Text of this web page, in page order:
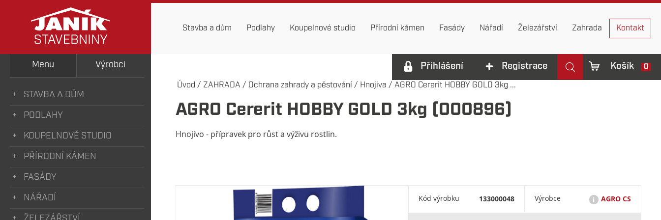
Stavba a dům Podlahy Koupelnové studio Přírodní kámen Fasády Nářadí Železářství Zahrada Kontakt
Přihlášení Registrace Košík 0
Menu Výrobci
STAVBA A DŮM
PODLAHY
KOUPELNOVÉ STUDIO
PŘÍRODNÍ KÁMEN
FASÁDY
NÁŘADÍ
Úvod / ZAHRADA / Ochrana zahrady a pěstování / Hnojiva / AGRO Cererit HOBBY GOLD 3kg ...
AGRO Cererit HOBBY GOLD 3kg (000896)
Hnojivo - přípravek pro růst a výživu rostlin.
Kód výrobku 133000048 Výrobce i AGRO CS